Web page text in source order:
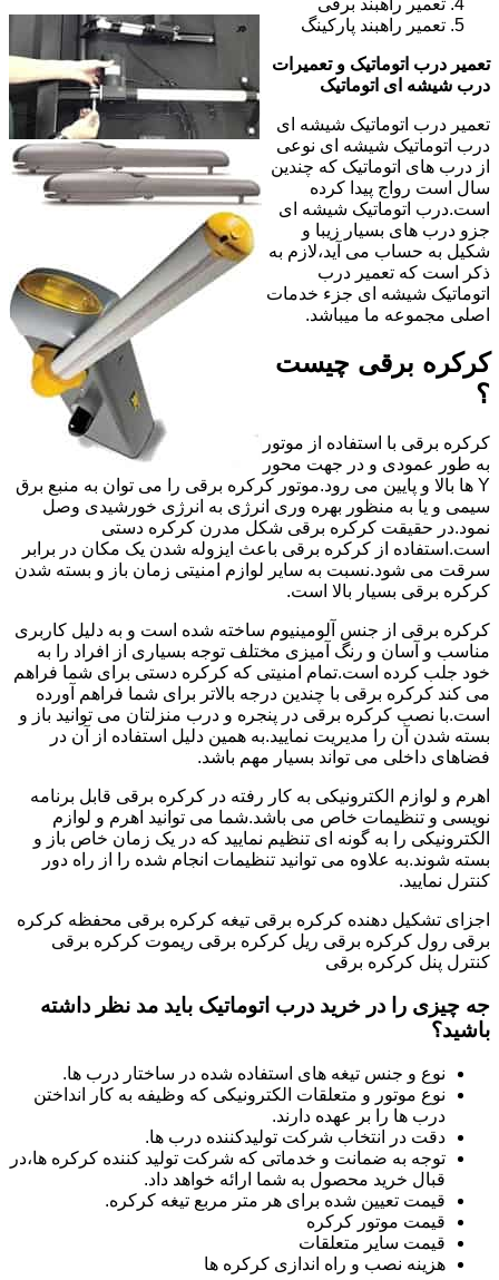
تعمیر راهبند برقی
تعمیر راهبند پارکینگ
تعمیر درب اتوماتیک و تعمیرات
درب شیشه ای اتوماتیک
تعمیر درب اتوماتیک شیشه ای
درب اتوماتیک شیشه ای نوعی
از درب های اتوماتیک که چندین
سال است رواج پیدا کرده
است.درب اتوماتیک شیشه ای
جزو درب های بسیار زیبا و
شکیل به حساب می آید،لازم به
ذکر است که تعمیر درب
اتوماتیک شیشه ای جزء خدمات
اصلی مجموعه ما میباشد.
کرکره برقی چیست
؟
کرکره برقی با استفاده از موتور
به طور عمودی و در جهت محور
Y ها بالا و پایین می رود.موتور کرکره برقی را می توان به منبع برق
سیمی و یا به منظور بهره وری انرژی به انرژی خورشیدی وصل
نمود.در حقیقت کرکره برقی شکل مدرن کرکره دستی
است.استفاده از کرکره برقی باعث ایزوله شدن یک مکان در برابر
سرقت می شود.نسبت به سایر لوازم امنیتی زمان باز و بسته شدن
کرکره برقی بسیار بالا است.
کرکره برقی از جنس آلومینیوم ساخته شده است و به دلیل کاربری
مناسب و آسان و رنگ آمیزی مختلف توجه بسیاری از افراد را به
خود جلب کرده است.تمام امنیتی که کرکره دستی برای شما فراهم
می کند کرکره برقی با چندین درجه بالاتر برای شما فراهم آورده
است.با نصب کرکره برقی در پنجره و درب منزلتان می توانید باز و
بسته شدن آن را مدیریت نمایید.به همین دلیل استفاده از آن در
فضاهای داخلی می تواند بسیار مهم باشد.
اهرم و لوازم الکترونیکی به کار رفته در کرکره برقی قابل برنامه
نویسی و تنظیمات خاص می باشد.شما می توانید اهرم و لوازم
الکترونیکی را به گونه ای تنظیم نمایید که در یک زمان خاص باز و
بسته شوند.به علاوه می توانید تنظیمات انجام شده را از راه دور
کنترل نمایید.
اجزای تشکیل دهنده کرکره برقی تیغه کرکره برقی محفظه کرکره
برقی رول کرکره برقی ریل کرکره برقی ریموت کرکره برقی
کنترل پنل کرکره برقی
جه چیزی را در خرید درب اتوماتیک باید مد نظر داشته
باشید؟
نوع و جنس تیغه های استفاده شده در ساختار درب ها.
نوع موتور و متعلقات الکترونیکی که وظیفه به کار انداختن
درب ها را بر عهده دارند.
دقت در انتخاب شرکت تولیدکننده درب ها.
توجه به ضمانت و خدماتی که شرکت تولید کننده کرکره ها،در
قبال خرید محصول به شما ارائه خواهد داد.
قیمت تعیین شده برای هر متر مربع تیغه کرکره.
قیمت موتور کرکره
قیمت سایر متعلقات
هزینه نصب و راه اندازی کرکره ها